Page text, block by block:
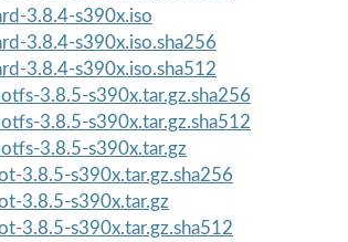
3.8.4-s390x.iso
3.8.4-s390x.iso.sha256
3.8.4-s390x.iso.sha512
3.8.5-s390x.tar.gz.sha256
3.8.5-s390x.tar.gz.sha512
3.8.5-s390x.tar.gz
3.8.5-s390x.tar.gz.sha256
3.8.5-s390x.tar.gz
3.8.5-s390x.tar.gz.sha512